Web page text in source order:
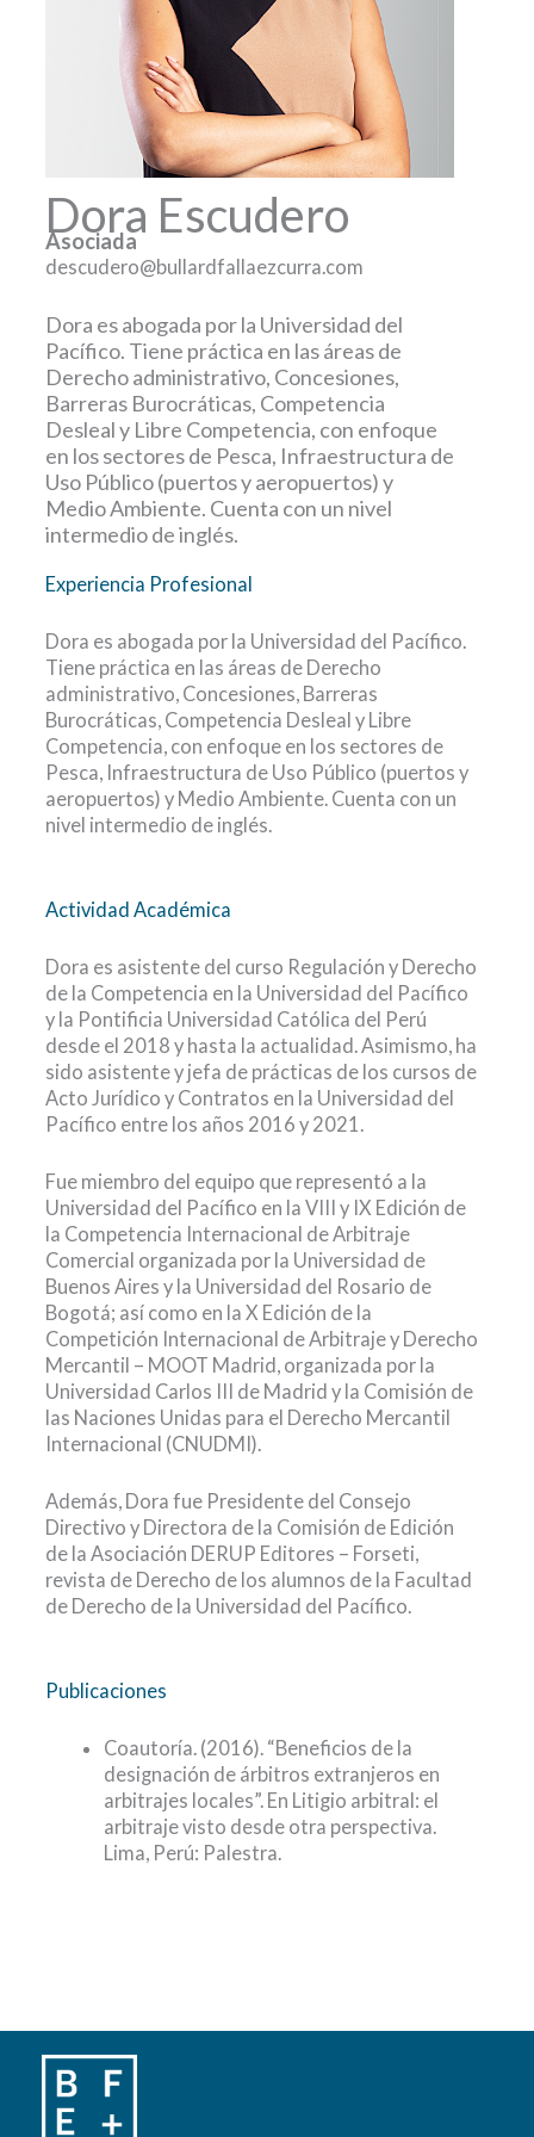
Dora Escudero
Asociada
descudero@bullardfallaezcurra.com
Dora es abogada por la Universidad del
Pacífico. Tiene práctica en las áreas de
Derecho administrativo, Concesiones,
Barreras Burocráticas, Competencia
Desleal y Libre Competencia, con enfoque
en los sectores de Pesca, Infraestructura de
Uso Público (puertos y aeropuertos) y
Medio Ambiente. Cuenta con un nivel
intermedio de inglés.
Experiencia Profesional
Dora es abogada por la Universidad del Pacífico.
Tiene práctica en las áreas de Derecho
administrativo, Concesiones, Barreras
Burocráticas, Competencia Desleal y Libre
Competencia, con enfoque en los sectores de
Pesca, Infraestructura de Uso Público (puertos y
aeropuertos) y Medio Ambiente. Cuenta con un
nivel intermedio de inglés.
Actividad Académica
Dora es asistente del curso Regulación y Derecho
de la Competencia en la Universidad del Pacífico
y la Pontificia Universidad Católica del Perú
desde el 2018 y hasta la actualidad. Asimismo, ha
sido asistente y jefa de prácticas de los cursos de
Acto Jurídico y Contratos en la Universidad del
Pacífico entre los años 2016 y 2021.
Fue miembro del equipo que representó a la
Universidad del Pacífico en la VIII y IX Edición de
la Competencia Internacional de Arbitraje
Comercial organizada por la Universidad de
Buenos Aires y la Universidad del Rosario de
Bogotá; así como en la X Edición de la
Competición Internacional de Arbitraje y Derecho
Mercantil – MOOT Madrid, organizada por la
Universidad Carlos III de Madrid y la Comisión de
las Naciones Unidas para el Derecho Mercantil
Internacional (CNUDMI).
Además, Dora fue Presidente del Consejo
Directivo y Directora de la Comisión de Edición
de la Asociación DERUP Editores – Forseti,
revista de Derecho de los alumnos de la Facultad
de Derecho de la Universidad del Pacífico.
Publicaciones
Coautoría. (2016). “Beneficios de la
designación de árbitros extranjeros en
arbitrajes locales”. En Litigio arbitral: el
arbitraje visto desde otra perspectiva.
Lima, Perú: Palestra.